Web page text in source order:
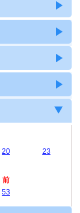
20 23
前
53